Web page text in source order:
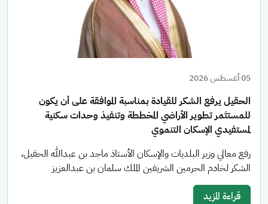
05 أغسطس 2026
الحقيل يرفع الشكر للقيادة بمناسبة الموافقة على أن يكون
للمستثمر تطوير الأراضي المخططة وتنفيذ وحدات سكنية
لمستفيدي الإسكان التنموي
رفع معالي وزير البلديات والإسكان الأستاذ ماجد بن عبدالله الحقيل،
الشكر لخادم الحرمين الشريفين الملك سلمان بن عبدالعزيز
قراءة المزيد